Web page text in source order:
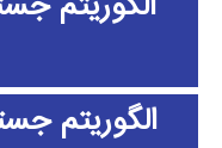
الگوریتم